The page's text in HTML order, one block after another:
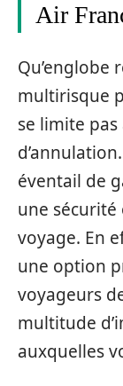
Air
Qu’englobe
multirisque
se limite
éventail de
une
voyage. En
une option
voyageurs
multitude
auxquelles